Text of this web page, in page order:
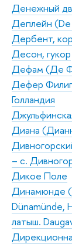
Денежный
Деплейн (De
Дербент,
Десон, гукор
Дефам (Де
Дефер
Голландия
Диана
– с.
Дикое Поле
Динамюнде
Dünamünde,
латыш.